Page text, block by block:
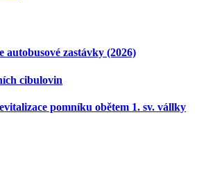
autobusové zastávky (2026)
cibulovin
pomníku obětem 1. sv. vállky